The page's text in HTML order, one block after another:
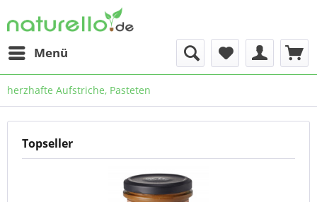
Menü
herzhafte Aufstriche, Pasteten
Topseller